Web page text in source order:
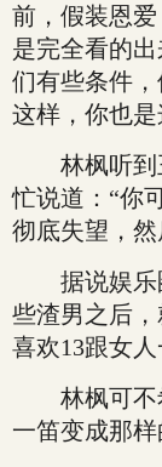
前，假装恩
是完全看的
们有些条件
这样，你也
林枫听到
忙说道：“你
彻底失望，
据说娱乐
些渣男之后
喜欢13跟女人
林枫可不
一笛变成那样